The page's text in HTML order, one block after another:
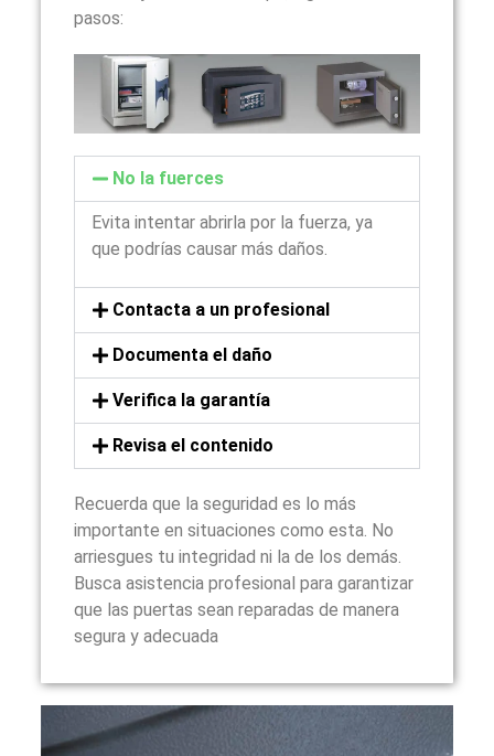
pasos:
No la fuerces
Evita intentar abrirla por la fuerza, ya
que podrías causar más daños.
Contacta a un profesional
Documenta el daño
Verifica la garantía
Revisa el contenido
Recuerda que la seguridad es lo más
importante en situaciones como esta. No
arriesgues tu integridad ni la de los demás.
Busca asistencia profesional para garantizar
que las puertas sean reparadas de manera
segura y adecuada